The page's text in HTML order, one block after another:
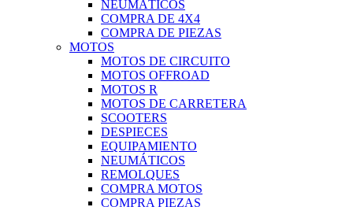
NEUMÁTICOS
COMPRA DE 4X4
COMPRA DE PIEZAS
MOTOS
MOTOS DE CIRCUITO
MOTOS OFFROAD
MOTOS R
MOTOS DE CARRETERA
SCOOTERS
DESPIECES
EQUIPAMIENTO
NEUMÁTICOS
REMOLQUES
COMPRA MOTOS
COMPRA PIEZAS